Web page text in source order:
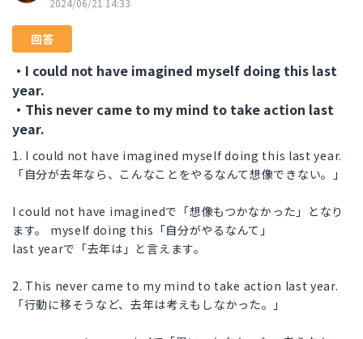
2024/06/21 14:33
回答
・I could not have imagined myself doing this last
year.
・This never came to my mind to take action last
year.
1. I could not have imagined myself doing this last year.
「自分が去年なら、こんなことをやるなんて想像できない。」
I could not have imaginedで「想像もつかなかった」となり
ます。 myself doing this「自分がやるなんて」
last yearで「去年は」と言えます。
2. This never came to my mind to take action last year.
「行動に移そうなど、去年は考えもしなかった。」